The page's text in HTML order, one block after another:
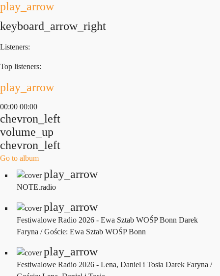
play_arrow
keyboard_arrow_right
Listeners:
Top listeners:
play_arrow
00:00 00:00
chevron_left
volume_up
chevron_left
Go to album
play_arrow
NOTE.radio
play_arrow
Festiwalowe Radio 2026 - Ewa Sztab WOŚP Bonn Darek
Faryna / Goście: Ewa Sztab WOŚP Bonn
play_arrow
Festiwalowe Radio 2026 - Lena, Daniel i Tosia Darek Faryna /